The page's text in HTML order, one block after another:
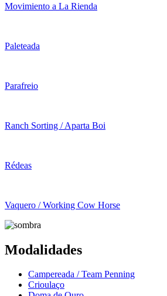
Movimiento a La Rienda
Paleteada
Parafreio
Ranch Sorting / Aparta Boi
Rédeas
Vaquero / Working Cow Horse
Modalidades
Campereada / Team Penning
Crioulaço